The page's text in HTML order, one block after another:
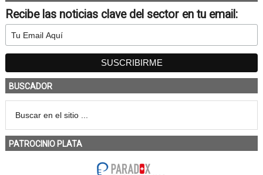
Recibe las noticias clave del sector en tu email:
BUSCADOR
PATROCINIO PLATA